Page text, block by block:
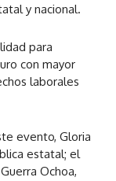
y nacional.
para
con mayor
laborales
evento, Gloria
estatal; el
Ochoa,